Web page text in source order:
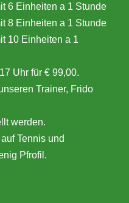
6 Einheiten a 1 Stunde
8 Einheiten a 1 Stunde
10 Einheiten a 1
Uhr für € 99,00.
Trainer, Frido
werden.
Tennis und
Pfrofil.